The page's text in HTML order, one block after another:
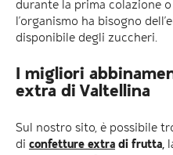
durante la prima colazione
l’organismo ha bisogno
disponibile degli zuccheri.
I migliori
extra di Valtellina
Sul nostro sito, è possibile
di confetture extra di frutta,